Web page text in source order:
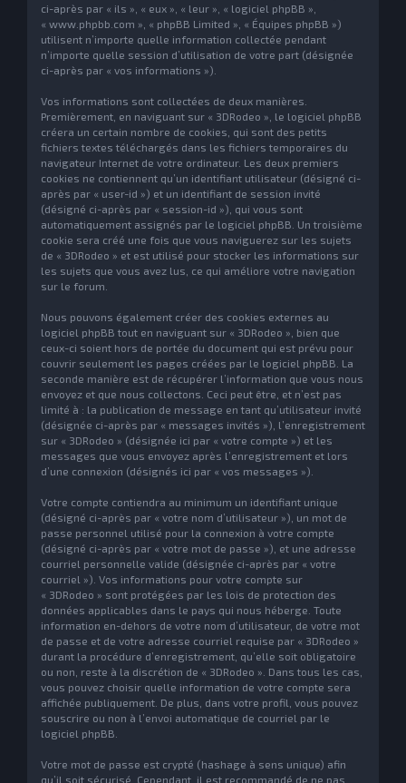
ci-après par « ils », « eux », « leur », « logiciel phpBB »,
« www.phpbb.com », « phpBB Limited », « Équipes phpBB »)
utilisent n’importe quelle information collectée pendant
n’importe quelle session d’utilisation de votre part (désignée
ci-après par « vos informations »).
Vos informations sont collectées de deux manières.
Premièrement, en naviguant sur « 3DRodeo », le logiciel phpBB
créera un certain nombre de cookies, qui sont des petits
fichiers textes téléchargés dans les fichiers temporaires du
navigateur Internet de votre ordinateur. Les deux premiers
cookies ne contiennent qu’un identifiant utilisateur (désigné ci-
après par « user-id ») et un identifiant de session invité
(désigné ci-après par « session-id »), qui vous sont
automatiquement assignés par le logiciel phpBB. Un troisième
cookie sera créé une fois que vous naviguerez sur les sujets
de « 3DRodeo » et est utilisé pour stocker les informations sur
les sujets que vous avez lus, ce qui améliore votre navigation
sur le forum.
Nous pouvons également créer des cookies externes au
logiciel phpBB tout en naviguant sur « 3DRodeo », bien que
ceux-ci soient hors de portée du document qui est prévu pour
couvrir seulement les pages créées par le logiciel phpBB. La
seconde manière est de récupérer l’information que vous nous
envoyez et que nous collectons. Ceci peut être, et n’est pas
limité à : la publication de message en tant qu’utilisateur invité
(désignée ci-après par « messages invités »), l’enregistrement
sur « 3DRodeo » (désignée ici par « votre compte ») et les
messages que vous envoyez après l’enregistrement et lors
d’une connexion (désignés ici par « vos messages »).
Votre compte contiendra au minimum un identifiant unique
(désigné ci-après par « votre nom d’utilisateur »), un mot de
passe personnel utilisé pour la connexion à votre compte
(désigné ci-après par « votre mot de passe »), et une adresse
courriel personnelle valide (désignée ci-après par « votre
courriel »). Vos informations pour votre compte sur
« 3DRodeo » sont protégées par les lois de protection des
données applicables dans le pays qui nous héberge. Toute
information en-dehors de votre nom d’utilisateur, de votre mot
de passe et de votre adresse courriel requise par « 3DRodeo »
durant la procédure d’enregistrement, qu’elle soit obligatoire
ou non, reste à la discrétion de « 3DRodeo ». Dans tous les cas,
vous pouvez choisir quelle information de votre compte sera
affichée publiquement. De plus, dans votre profil, vous pouvez
souscrire ou non à l’envoi automatique de courriel par le
logiciel phpBB.
Votre mot de passe est crypté (hashage à sens unique) afin
qu’il soit sécurisé. Cependant, il est recommandé de ne pas